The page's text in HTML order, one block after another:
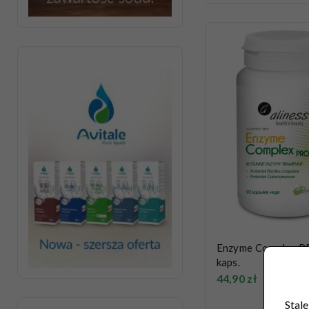
Enzyme Complex
kaps.
44,90 zł